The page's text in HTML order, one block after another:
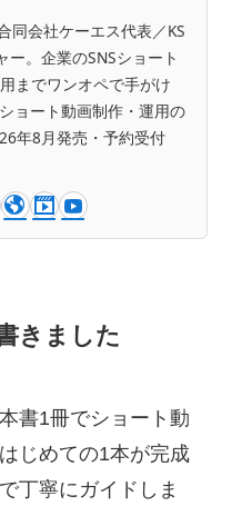
同会社ケーエス代表／KS
ー。企業のSNSショート
までワンオペで手がけ
ョート動画制作・運用の
年8月発売・予約受付
きました
書1冊でショート動
じめての1本が完成
丁寧にガイドしま